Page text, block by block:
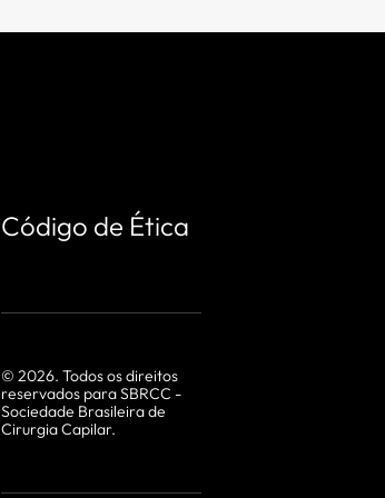
Código de Ética
© 2026. Todos os direitos
reservados para SBRCC -
Sociedade Brasileira de
Cirurgia Capilar.